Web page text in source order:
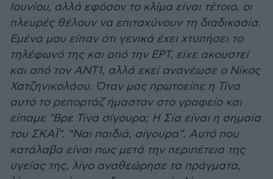
Ιουνίου, αλλά εφόσον το κλίμα είναι τέτοιο, οι
πλευρές θέλουν να επιταχύνουν τη διαδικασία.
Εμένα μου είπαν ότι γενικά έχει χτυπήσει το
τηλέφωνό της και από την ΕΡΤ, είχε ακουστεί
και από τον ANT1, αλλά εκεί ανανέωσε ο Νίκος
Χατζηνικολάου. Όταν μας πρωτοείπε η Τίνα
αυτό το ρεπορτάζ ήμασταν στο γραφείο και
είπαμε "Βρε Τίνα σίγουρα; Η Σία είναι η σημαία
του ΣΚΑΪ". “Ναι παιδιά, σίγουρα”. Αυτό που
κατάλαβα είναι πως μετά την περιπέτεια της
υγείας της, λίγο αναθεώρησε τα πράγματα,